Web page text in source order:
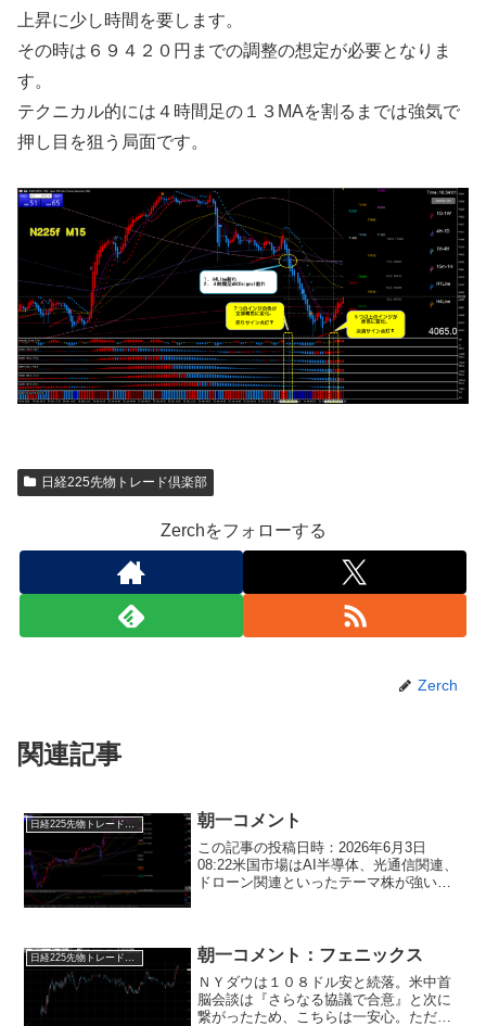
上昇に少し時間を要します。
その時は６９４２０円までの調整の想定が必要となりま
す。
テクニカル的には４時間足の１３MAを割るまでは強気で
押し目を狙う局面です。
日経225先物トレード倶楽部
Zerchをフォローする
Zerch
関連記事
日経225先物トレード倶楽部 朝一コメント
この記事の投稿日時：2026年6月3日
08:22米国市場はAI半導体、光通信関連、
ドローン関連といったテーマ株が強い展
物色の手...
日経225先物トレード倶楽部 朝一コメント：フェニックス
ＮＹダウは１０８ドル安と続落。米中首
脳会談は『さらなる協議で合意』と次に
繋がったため、こちらは一安心。ただ、